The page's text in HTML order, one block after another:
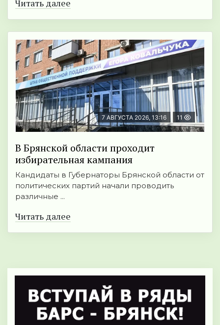
Читать далее
7 АВГУСТА 2026, 13:16 11
В Брянской области проходит
избирательная кампания
Кандидаты в Губернаторы Брянской области от
политических партий начали проводить
различные ...
Читать далее